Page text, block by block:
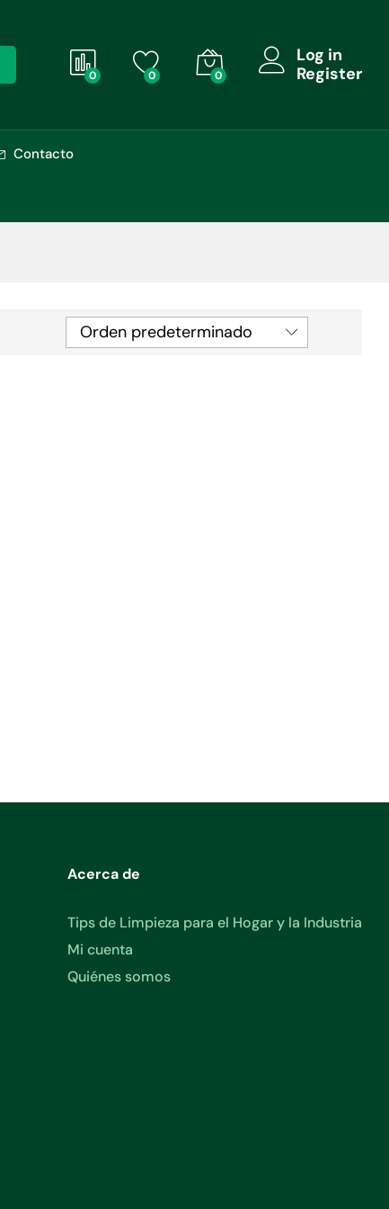
0 0 0
Log in
Register
Contacto
Orden predeterminado
Acerca de
Tips de Limpieza para el Hogar y la Industria
Mi cuenta
Quiénes somos